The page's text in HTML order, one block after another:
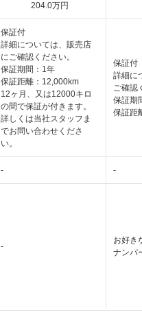
204.0万円
保証付
詳細については、販売店
にご確認ください。
保証期間：1年
保証距離：12,000km
12ヶ月、又は12000キロ
の間で保証が付きます。
詳しくは当社スタッフま
でお問い合わせくださ
い。
保証付
詳細に
ご確認
保証期
保証距
- -
-
お好き
ナンバ